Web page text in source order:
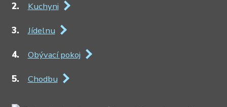
Kuchyni
Jídelnu
Obývací pokoj
Chodbu